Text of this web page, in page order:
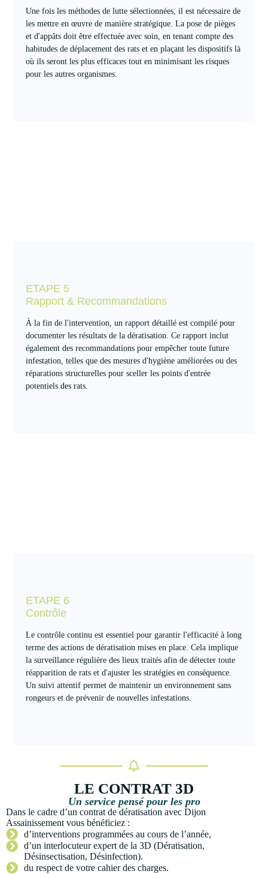
Une fois les méthodes de lutte sélectionnées, il est nécessaire de
les mettre en œuvre de manière stratégique. La pose de pièges
et d'appâts doit être effectuée avec soin, en tenant compte des
habitudes de déplacement des rats et en plaçant les dispositifs là
où ils seront les plus efficaces tout en minimisant les risques
pour les autres organismes.
ETAPE 5
Rapport & Recommandations
À la fin de l'intervention, un rapport détaillé est compilé pour
documenter les résultats de la dératisation. Ce rapport inclut
également des recommandations pour empêcher toute future
infestation, telles que des mesures d'hygiène améliorées ou des
réparations structurelles pour sceller les points d'entrée
potentiels des rats.
ETAPE 6
Contrôle
Le contrôle continu est essentiel pour garantir l'efficacité à long
terme des actions de dératisation mises en place. Cela implique
la surveillance régulière des lieux traités afin de détecter toute
réapparition de rats et d'ajuster les stratégies en conséquence.
Un suivi attentif permet de maintenir un environnement sans
rongeurs et de prévenir de nouvelles infestations.
LE CONTRAT 3D
Un service pensé pour les pro
Dans le cadre d’un contrat de dératisation avec Dijon
Assainissement vous bénéficiez :
d’interventions programmées au cours de l’année,
d’un interlocuteur expert de la 3D (Dératisation,
Désinsectisation, Désinfection).
du respect de votre cahier des charges.